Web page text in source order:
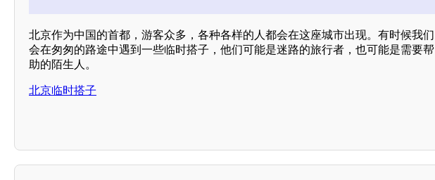
北京作为中国的首都，游客众多，各种各样的人都会在这座城市出现。有时候我们
会在匆匆的路途中遇到一些临时搭子，他们可能是迷路的旅行者，也可能是需要帮
助的陌生人。
北京临时搭子